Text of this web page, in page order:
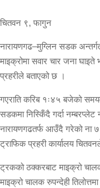
चितवन ९, फागुन
नारायणगढ–मुग्लिन सडक
माइक्रोमा सवार चार जना
प्रहरीले बताएको छ ।
गएराति करिब १ः४५ बजेको
सडकमा निस्किँदै गर्दा नम्बरप्लेट
नारायणगढतर्फ आउँदै गरेको ना
ट्राफिक प्रहरी कार्यालय
ट्रकको ठक्करबाट माइक्रो
माइक्रो चालक रुपन्देही